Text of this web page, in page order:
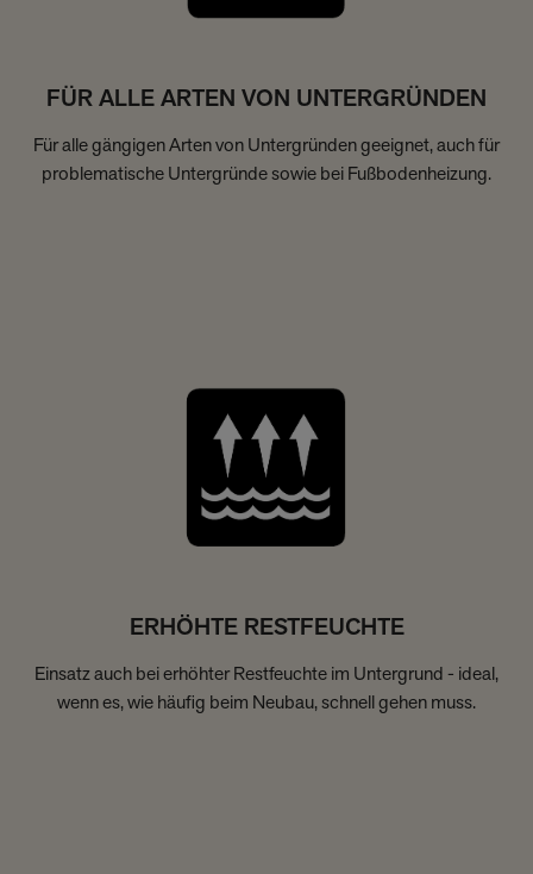
FÜR ALLE ARTEN VON UNTERGRÜNDEN
Für alle gängigen Arten von Untergründen geeignet, auch für
problematische Untergründe sowie bei Fußbodenheizung.
ERHÖHTE RESTFEUCHTE
Einsatz auch bei erhöhter Restfeuchte im Untergrund - ideal,
wenn es, wie häufig beim Neubau, schnell gehen muss.